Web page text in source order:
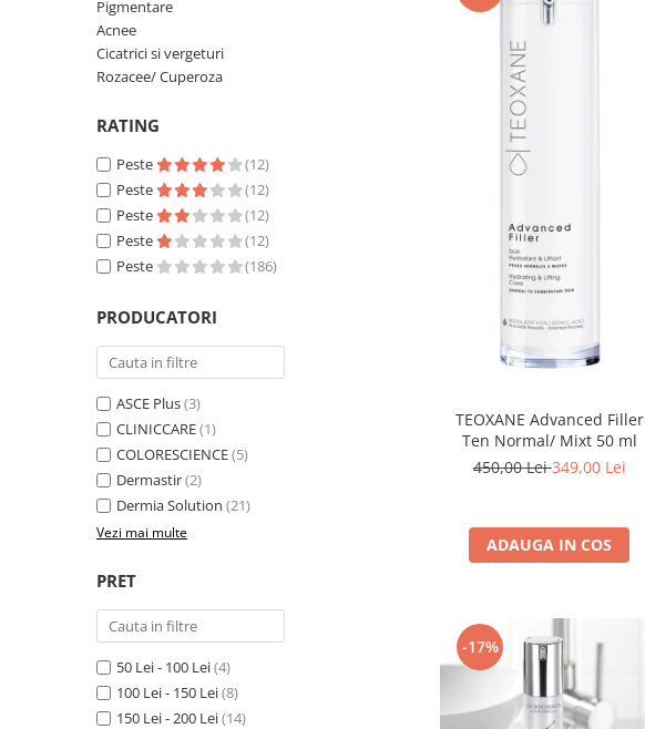
Fond de ten
Iluminare si Contur
MESOESTETIC
Age Element
Melan TRAN3X
Mesoprotech
Moisturizing Solutions
DP DERMACEUTICALS
FILLMED SKIN PERFUSION
CLINICCARE
VISCODERM
Rozacee/ Cuperoza
Pigmentare
Acnee
Cicatrici si vergeturi
Rozacee/ Cuperoza
RATING
Peste
(12)
Peste
(12)
Peste
(12)
Peste
(12)
Peste
(186)
PRODUCATORI
ASCE Plus(3)
CLINICCARE(1)
COLORESCIENCE(5)
Dermastir(2)
Dermia Solution (21)
Vezi mai multe
PRET
50 Lei - 100 Lei(4)
100 Lei - 150 Lei(8)
150 Lei - 200 Lei(14)
TEOXANE Advanced Filler
Ten Normal/ Mixt 50 ml
450,00 Lei349,00 Lei
ADAUGA IN COS
-17%